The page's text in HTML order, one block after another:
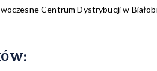
Centrum Dystrybucji w